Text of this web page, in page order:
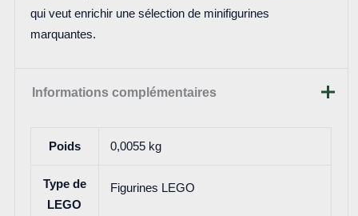
qui veut enrichir une sélection de minifigurines
marquantes.
Informations complémentaires
Poids 0,0055 kg
Type de
LEGO
Figurines LEGO